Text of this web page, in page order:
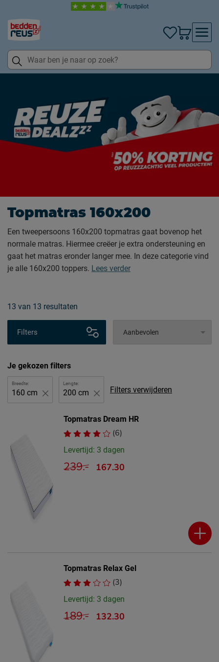
Topmatras 160x200
Een tweepersoons 160x200 topmatras gaat bovenop het
normale matras. Hiermee creëer je extra ondersteuning en
gaat het matras eronder langer mee. In deze categorie vind
je alle 160x200 toppers. Lees verder
13 van 13 resultaten
Filters
Je gekozen filters
Filters verwijderen
Breedte:
160 cm
Lengte:
200 cm
Topmatras Dream HR
(6)
Levertijd: 3 dagen
239.- 167.30
Topmatras Relax Gel
(3)
Levertijd: 3 dagen
189.- 132.30